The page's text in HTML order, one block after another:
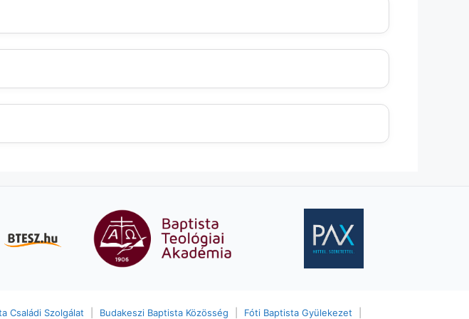
Családi Szolgálat Budakeszi Baptista Közösség Fóti Baptista Gyülekezet